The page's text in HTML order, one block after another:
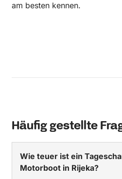
am besten kennen.
Häufig gestellte
Wie teuer ist ein
Motorboot in Rijeka?